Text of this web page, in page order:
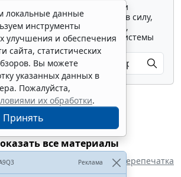
текста документа и
информации о вступлении в силу,
применения документа,
в Интернет-версии системы
все материалы
Перепечатка
локальные данные
инструменты
улучшения и обеспечения
сайта, статистических
Вы можете
указанных данных в
Пожалуйста,
их обработки.
Принять
Реклама